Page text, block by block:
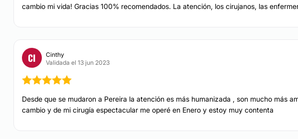
cambio mi vida! Gracias 100% recomendados. La atención, los cirujanos, las
CI
Cinthy
Validada el 13 jun 2023
Desde que se mudaron a Pereira la atención es más humanizada , son mucho más
cambio y de mi cirugía espectacular me operé en Enero y estoy muy contenta